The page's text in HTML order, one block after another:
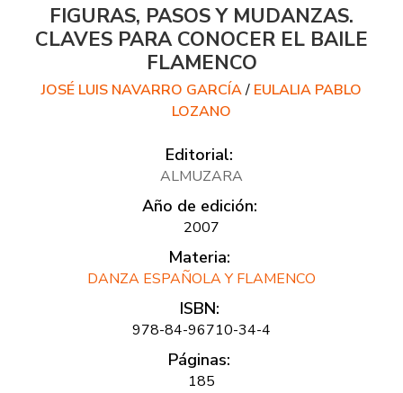
FIGURAS, PASOS Y MUDANZAS.
CLAVES PARA CONOCER EL BAILE
FLAMENCO
JOSÉ LUIS NAVARRO GARCÍA/ EULALIA PABLO
LOZANO
Editorial:
ALMUZARA
Año de edición:
2007
Materia:
DANZA ESPAÑOLA Y FLAMENCO
ISBN:
978-84-96710-34-4
Páginas:
185